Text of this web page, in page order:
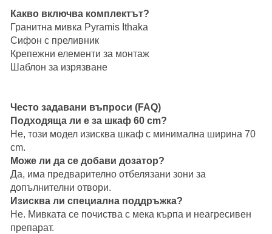
Какво включва комплектът?
Гранитна мивка Pyramis Ithaka
Сифон с преливник
Крепежни елементи за монтаж
Шаблон за изрязване
Често задавани въпроси (FAQ)
Подходяща ли е за шкаф 60 cm?
Не, този модел изисква шкаф с минимална ширина 70
cm.
Може ли да се добави дозатор?
Да, има предварително отбелязани зони за
допълнителни отвори.
Изисква ли специална поддръжка?
Не. Мивката се почиства с мека кърпа и неагресивен
препарат.